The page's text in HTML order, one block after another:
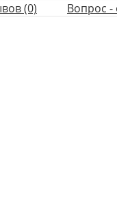
(0) Вопрос -